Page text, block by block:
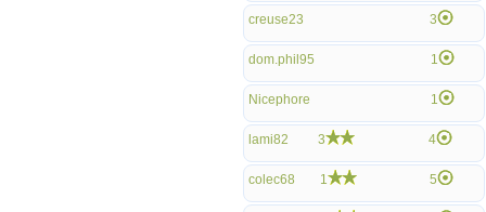
creuse23 3
dom.phil95 1
Nicephore 1
lami82 3 4
colec68 1 5